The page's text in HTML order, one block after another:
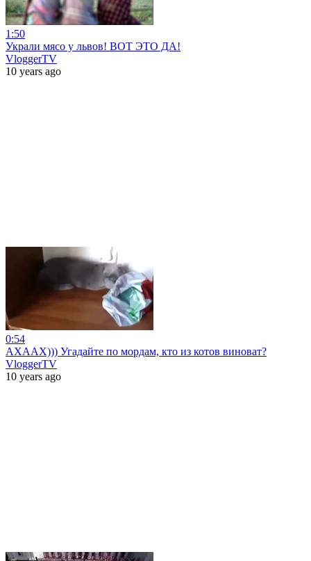
1:50
Украли мясо у львов! ВОТ ЭТО ДА!
VloggerTV
10 years ago
0:54
АХААХ))) Угадайте по мордам, кто из котов виноват?
VloggerTV
10 years ago